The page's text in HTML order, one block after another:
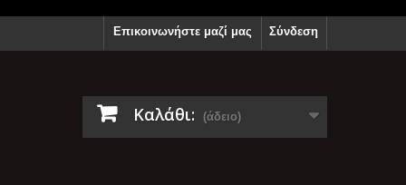
Σύνδεση
Επικοινωνήστε μαζί μας
Καλάθι: (άδειο)